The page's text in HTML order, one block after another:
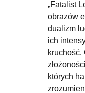
„Fatalist
obrazów
dualizm
ich
kruchość.
których